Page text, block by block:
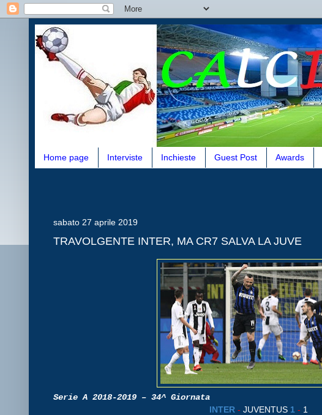
Home page Interviste Inchieste Guest Post Awards
sabato 27 aprile 2019
TRAVOLGENTE INTER, MA CR7 SALVA LA JUVE
Serie A 2018-2019 – 34^ Giornata
INTER - JUVENTUS1 - 1